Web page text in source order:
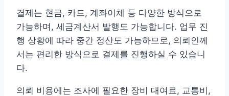
결제는 현금, 카드, 계좌이체 등 다양한 방식으로
가능하며, 세금계산서 발행도 가능합니다. 업무 진
행 상황에 따라 중간 정산도 가능하므로, 의뢰인께
서는 편리한 방식으로 결제를 진행하실 수 있습니
다.
의뢰 비용에는 조사에 필요한 장비 대여료, 교통비,